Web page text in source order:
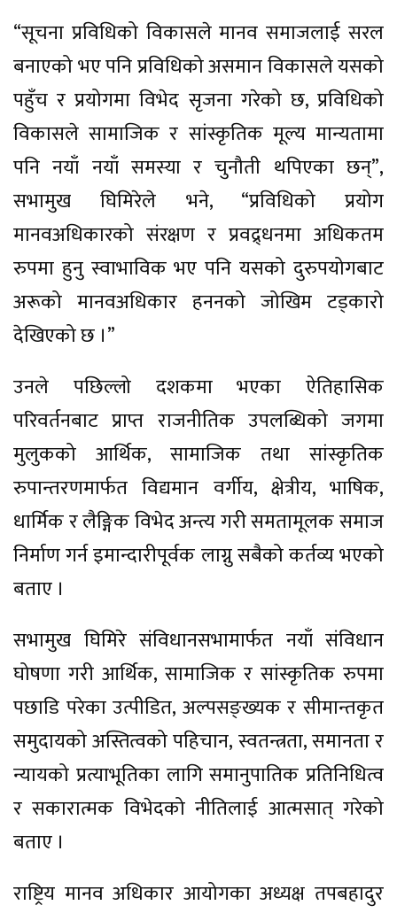
“सूचना प्रविधिको विकासले मानव समाजलाई सरल
बनाएको भए पनि प्रविधिको असमान विकासले यसको
पहुँच र प्रयोगमा विभेद सृजना गरेको छ, प्रविधिको
विकासले सामाजिक र सांस्कृतिक मूल्य मान्यतामा
पनि नयाँ नयाँ समस्या र चुनौती थपिएका छन्”,
सभामुख घिमिरेले भने, “प्रविधिको प्रयोग
मानवअधिकारको संरक्षण र प्रवद्र्धनमा अधिकतम
रुपमा हुनु स्वाभाविक भए पनि यसको दुरुपयोगबाट
अरूको मानवअधिकार हननको जोखिम टड्कारो
देखिएको छ ।”
उनले पछिल्लो दशकमा भएका ऐतिहासिक
परिवर्तनबाट प्राप्त राजनीतिक उपलब्धिको जगमा
मुलुकको आर्थिक, सामाजिक तथा सांस्कृतिक
रुपान्तरणमार्फत विद्यमान वर्गीय, क्षेत्रीय, भाषिक,
धार्मिक र लैङ्गिक विभेद अन्त्य गरी समतामूलक समाज
निर्माण गर्न इमान्दारीपूर्वक लाग्नु सबैको कर्तव्य भएको
बताए ।
सभामुख घिमिरे संविधानसभामार्फत नयाँ संविधान
घोषणा गरी आर्थिक, सामाजिक र सांस्कृतिक रुपमा
पछाडि परेका उत्पीडित, अल्पसङ्ख्यक र सीमान्तकृत
समुदायको अस्तित्वको पहिचान, स्वतन्त्रता, समानता र
न्यायको प्रत्याभूतिका लागि समानुपातिक प्रतिनिधित्व
र सकारात्मक विभेदको नीतिलाई आत्मसात् गरेको
बताए ।
राष्ट्रिय मानव अधिकार आयोगका अध्यक्ष तपबहादुर